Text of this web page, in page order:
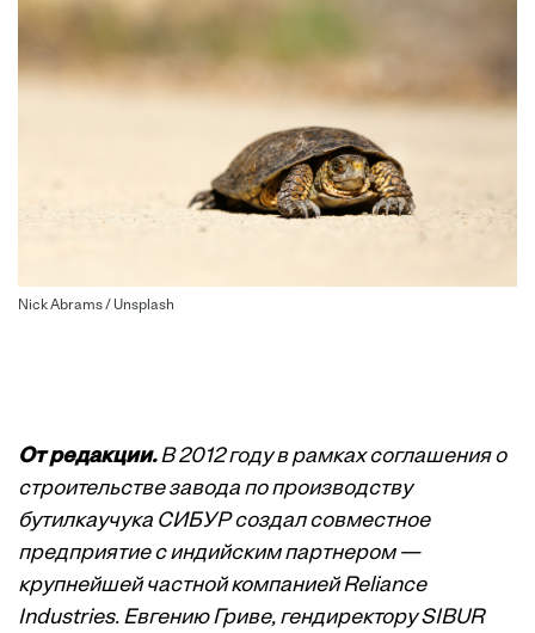
Nick Abrams / Unsplash
От редакции.В 2012 году в рамках соглашения о
строительстве завода по производству
бутилкаучука СИБУР создал совместное
предприятие с индийским партнером —
крупнейшей частной компанией Reliance
Industries. Евгению Гриве, гендиректору SIBUR